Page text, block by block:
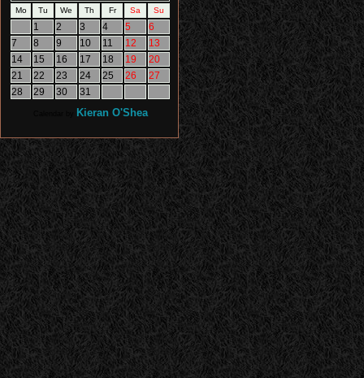
Mo Tu We Th Fr Sa Su
1 2 3 4 5
6
7
8 9 10 11 12
13
14
15 16 17 18 19
20
21
22 23 24 25 26
27
28
29 30 31
Kieran O'Shea